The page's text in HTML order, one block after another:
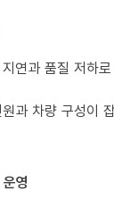
연과 품질 저하
과 차량 구성이
영